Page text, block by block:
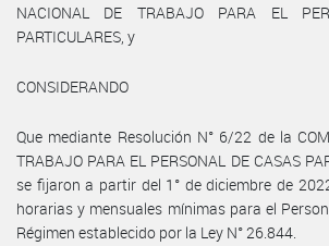
NACIONAL DE TRABAJO PARA EL
PARTICULARES, y
CONSIDERANDO
Que mediante Resolución N° 6/22 de la
TRABAJO PARA EL PERSONAL DE CASAS
se fijaron a partir del 1° de diciembre de
horarias y mensuales mínimas para el
Régimen establecido por la Ley N° 26.844.